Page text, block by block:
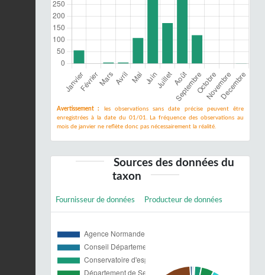
Avertissement :
les observations sans date précise peuvent être
enregistrées à la date du 01/01. La fréquence des observations au
mois de janvier ne reflète donc pas nécessairement la réalité.
Sources des données du
taxon
Fournisseur de données Producteur de données